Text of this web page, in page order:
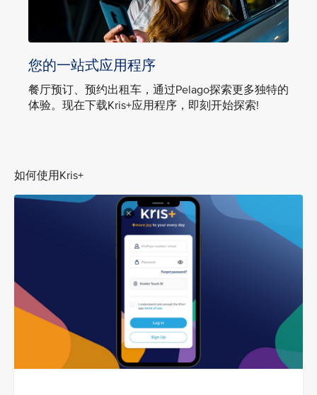
您的一站式应用程序
餐厅预订、预约出租车，通过Pelago探索更多独特的
体验。现在下载Kris+应用程序，即刻开始探索!
如何使用Kris+